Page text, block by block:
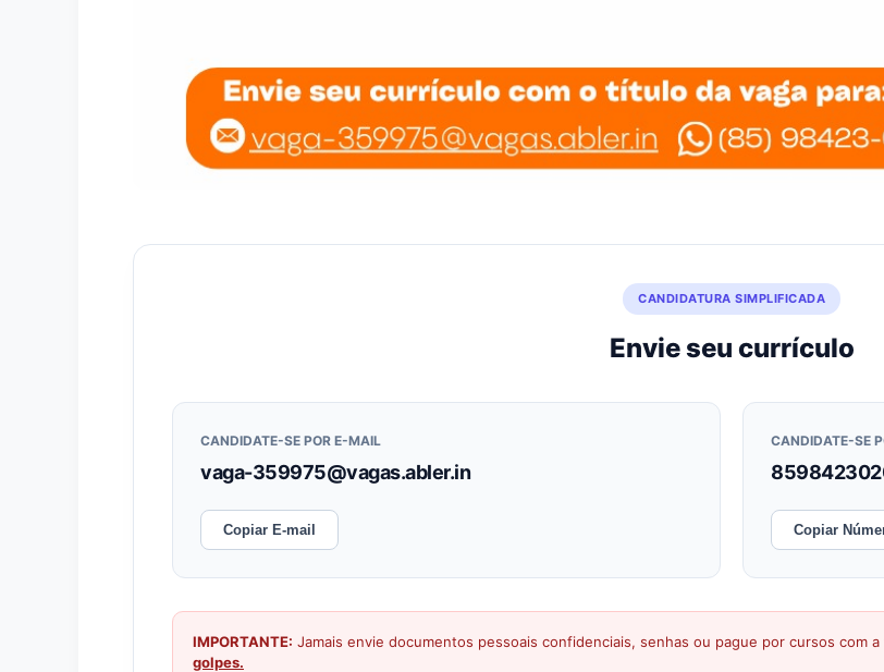
CANDIDATURA SIMPLIFICADA
Envie seu currículo
CANDIDATE-SE POR E-MAIL
vaga-359975@vagas.abler.in
Copiar E-mail
CANDIDATE-SE
Copiar
IMPORTANTE: Jamais envie documentos pessoais confidenciais, senhas ou pague por cursos com
golpes.